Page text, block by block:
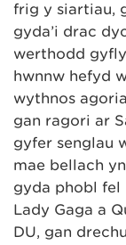
frig y siartiau,
gyda’i drac
werthodd
hwnnw hefyd
wythnos
gan ragori ar
gyfer senglau
mae bellach
gyda phobl fel
Lady Gaga a
DU, gan